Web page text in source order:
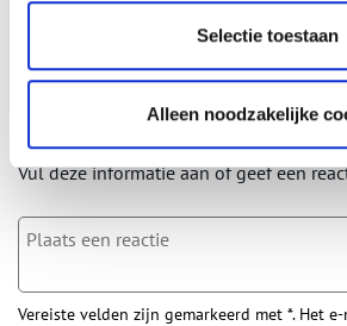
Selectie toestaan
Alleen noodzakelijke
Bij inschrijving gaat u akkoord met ons
Aanvullingen
Vul deze informatie aan of geef een
Vereiste velden zijn gemarkeerd met *. Het